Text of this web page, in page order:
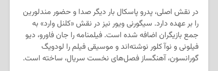
در نقش اصلی، پدرو پاسکال بار دیگر صدا و حضور مندلورین
را بر عهده دارد. سیگورنی ویور نیز در نقش «کلنل وارد» به
جمع بازیگران اضافه شده است. فیلمنامه را جان فاورو، دیو
فیلونی و نوآ کلور نوشته‌اند و موسیقی فیلم را لودویگ
گورانسون، آهنگساز فصل‌های نخست سریال، ساخته است.